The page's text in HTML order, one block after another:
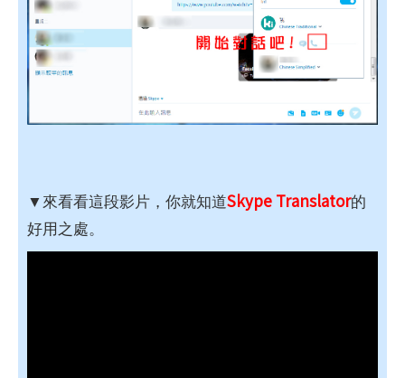
▼來看看這段影片，你就知道Skype Translator的
好用之處。